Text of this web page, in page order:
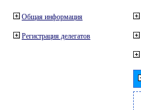
Общая информация
Регистрация делегатов